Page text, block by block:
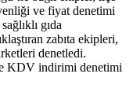
ve fiyat denetimi
gıda
zabıta ekipleri,
denetledi.
KDV indirimi denetimi